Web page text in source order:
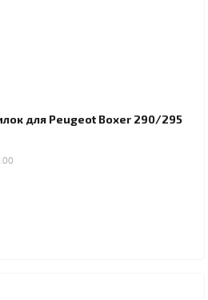
для Peugeot Boxer 290/295